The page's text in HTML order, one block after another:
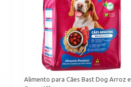
Alimento para Cães Bast Dog Arroz e